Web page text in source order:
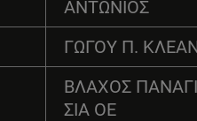
ΑΝΤΩΝΙΟΣ
ΓΩΓΟΥ Π.
ΒΛΑΧΟΣ
ΣΙΑ ΟΕ